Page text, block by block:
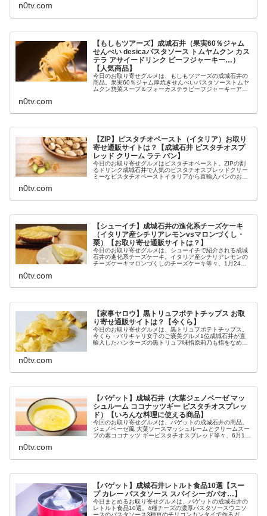
n0tv.com
【もしもツアーズ】成城石井（果実60％ジャム
せんべい desicaパスタソース トムヤムクン カス
テラ アサイードリンク ビーフジャーキー…）
【人気商品】
今日のお取り寄せグルメは、もしもツアーズの成城石井の
商品。果実60％ジャム厚焼きせんべいパスタソーストムヤ
ムクン惣菜スープ＆フォーカステラビーフジャーキーアサ
n0tv.com
【ZIP】ピスタチオペースト（イタリア）お取り
寄せ通販サイトは？【成城石井 ピスタチオスプ
レッド クリーム ラテ パン】
今日のお取り寄せグルメはピスタチオペースト。ZIPの割
るドリンク成城石井で人気のピスタチオスプレッドクリー
ミーなピスタチオペーストイタリアから直輸入パンのお供
n0tv.com
【シューイチ】成城石井の進化系チーズケーキ
（イタリア産シチリアレモンvsマロンづくし・
栗）【お取り寄せ通販サイトは？】
今日のお取り寄せグルメは、シューイチで紹介される成城
石井の進化系チーズケーキ。イタリア産シチリアレモンの
チーズケーキマロンづくしのチーズケーキ等々、1月24日
n0tv.com
【家事ヤロウ】黒トリュフポテトチップス お取
り寄せ通販サイトは？【今くら】
今日のお取り寄せグルメは、黒トリュフポテトチップス。
今くら・バリキャリ女子のご褒美グルメ1位成城石井が直
輸入したハンターズの黒トリュフ味指原莉乃も指をなめる
n0tv.com
【バゲット】成城石井（大葉ジェノベーゼ マッ
シュルーム ココナッツギー ピスタチオスプレッ
ド）【いろんな料理に使える商品】
今回のお取り寄せグルメは、バゲットの成城石井の商品。
ジェノベーゼ風 大葉ソースマッシュルームとクリームスー
プの素ココナッツ ギーピスタチオスプレッド等々、6月1日
n0tv.com
【バゲット】成城石井レトルト食品10選【スー
プ カレー パスタソース スパイシーガパオ…】
今日まとめるお取り寄せグルメは、バゲットの成城石井の
レトルト食品10選。4種チーズの濃厚パスタソースウニソ
ースのパスタソース3種豆のチリコンカンタイで作るガパ